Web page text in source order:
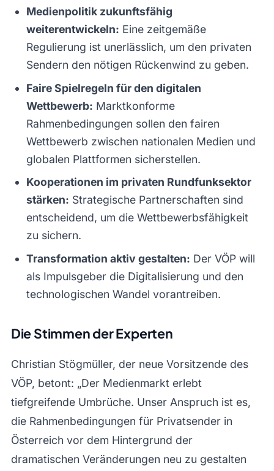
Medienpolitik zukunftsfähig
weiterentwickeln: Eine zeitgemäße
Regulierung ist unerlässlich, um den privaten
Sendern den nötigen Rückenwind zu geben.
Faire Spielregeln für den digitalen
Wettbewerb: Marktkonforme
Rahmenbedingungen sollen den fairen
Wettbewerb zwischen nationalen Medien und
globalen Plattformen sicherstellen.
Kooperationen im privaten Rundfunksektor
stärken: Strategische Partnerschaften sind
entscheidend, um die Wettbewerbsfähigkeit
zu sichern.
Transformation aktiv gestalten: Der VÖP will
als Impulsgeber die Digitalisierung und den
technologischen Wandel vorantreiben.
Die Stimmen der Experten
Christian Stögmüller, der neue Vorsitzende des
VÖP, betont: „Der Medienmarkt erlebt
tiefgreifende Umbrüche. Unser Anspruch ist es,
die Rahmenbedingungen für Privatsender in
Österreich vor dem Hintergrund der
dramatischen Veränderungen neu zu gestalten